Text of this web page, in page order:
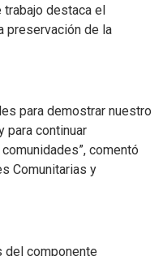
trabajo destaca el
preservación de la
para demostrar nuestro
para continuar
comentó
Comunitarias y
del componente